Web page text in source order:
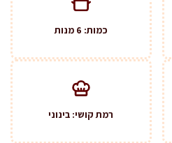
כמות: 6 מנות
רמת קושי: בינוני